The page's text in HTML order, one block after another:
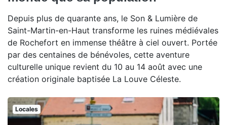
Depuis plus de quarante ans, le Son & Lumière de
Saint-Martin-en-Haut transforme les ruines médiévales
de Rochefort en immense théâtre à ciel ouvert. Portée
par des centaines de bénévoles, cette aventure
culturelle unique revient du 10 au 14 août avec une
création originale baptisée La Louve Céleste.
Locales